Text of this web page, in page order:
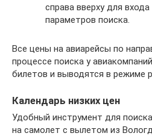
справа вверху для
параметров поиска.
Все цены на авиарейсы по
процессе поиска у
билетов и выводятся в режиме
Календарь низких цен
Удобный инструмент для
на самолет с вылетом из